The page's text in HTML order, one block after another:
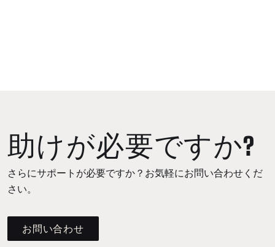
助けが必要ですか?
さらにサポートが必要ですか？お気軽にお問い合わせくだ
さい。
お問い合わせ